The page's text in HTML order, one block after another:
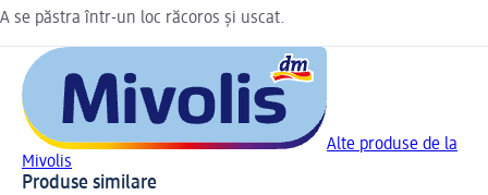
A se păstra într-un loc răcoros și uscat.
Alte produse de la
Mivolis
Produse similare